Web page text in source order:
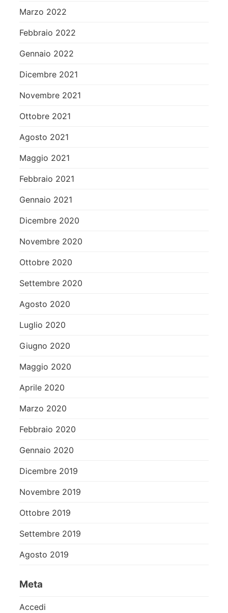
Marzo 2022
Febbraio 2022
Gennaio 2022
Dicembre 2021
Novembre 2021
Ottobre 2021
Agosto 2021
Maggio 2021
Febbraio 2021
Gennaio 2021
Dicembre 2020
Novembre 2020
Ottobre 2020
Settembre 2020
Agosto 2020
Luglio 2020
Giugno 2020
Maggio 2020
Aprile 2020
Marzo 2020
Febbraio 2020
Gennaio 2020
Dicembre 2019
Novembre 2019
Ottobre 2019
Settembre 2019
Agosto 2019
Meta
Accedi